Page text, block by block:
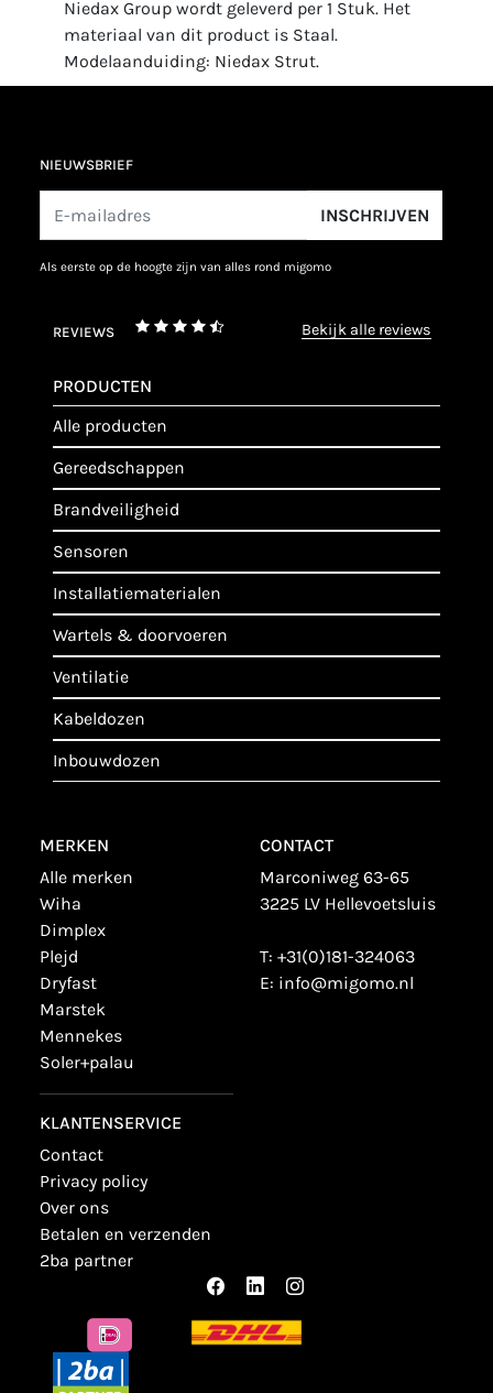
Niedax Group wordt geleverd per 1 Stuk. Het
materiaal van dit product is Staal.
Modelaanduiding: Niedax Strut.
NIEUWSBRIEF
INSCHRIJVEN
als eerste op de hoogte zijn van alles rond migomo
REVIEWS bekijk alle reviews
PRODUCTEN
alle producten
gereedschappen
brandveiligheid
sensoren
installatiematerialen
wartels & doorvoeren
ventilatie
kabeldozen
inbouwdozen
MERKEN
alle merken
wiha
dimplex
plejd
dryfast
marstek
mennekes
soler+palau
KLANTENSERVICE
contact
privacy policy
over ons
betalen en verzenden
2ba partner
CONTACT
Marconiweg 63-65
3225 LV Hellevoetsluis
T: +31(0)181-324063
E: info@migomo.nl